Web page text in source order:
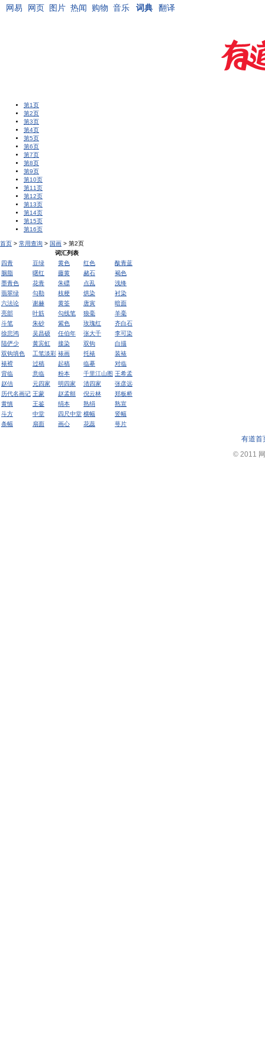
网易 网页 图片 热闻 购物 音乐 词典 翻译
第1页
第2页
第3页
第4页
第5页
第6页
第7页
第8页
第9页
第10页
第11页
第12页
第13页
第14页
第15页
第16页
首页 > 常用查询 > 国画 > 第2页
词汇列表
四青
豆绿 黄色 红色
酞青蓝
胭脂
曙红 藤黄 赭石
褐色
墨青色
花青 朱磦 点厾
浅绛
翡翠绿
勾勒 枝梗 烘染
衬染
六法论
谢赫 黄筌 唐寅
暗面
亮部
叶筋 勾线笔 狼毫
羊毫
斗笔
朱砂 紫色 玫瑰红
齐白石
徐悲鸿
吴昌硕 任伯年 张大千
李可染
陆俨少
黄宾虹 接染 双钩
白描
双钩填色
工笔淡彩 裱画 托裱
装裱
裱褙
过稿 起稿 临摹
对临
背临
意临 粉本 千里江山图 王希孟
赵佶
元四家 明四家 清四家
张彦远
历代名画记 王蒙 赵孟頫 倪云林
郑板桥
黄慎
王鉴 绢本 熟绢
熟宣
斗方
中堂 四尺中堂 横幅
竖幅
条幅
扇面 画心 花蕊 萼片
有道首
© 2011